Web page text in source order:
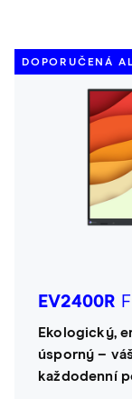
DOPORUČENÁ
EV2400R
Ekologický,
úsporný –
každodenní